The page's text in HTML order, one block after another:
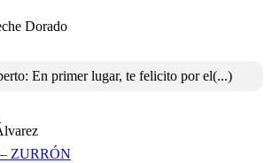
Dorado
En primer lugar, te felicito por el(...)
ZURRÓN